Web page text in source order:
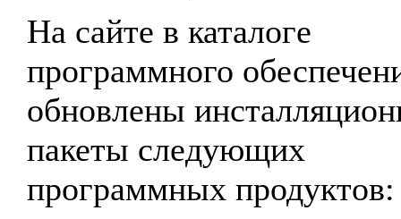
На сайте в каталоге
программного
обновлены
пакеты следующих
программных продуктов: